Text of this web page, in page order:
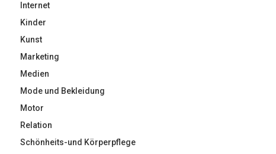
Internet
Kinder
Kunst
Marketing
Medien
Mode und Bekleidung
Motor
Relation
Schönheits-und Körperpflege